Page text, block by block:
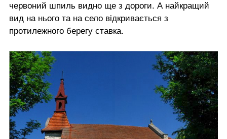
червоний шпиль видно ще з дороги. А найкращий
вид на нього та на село відкривається з
протилежного берегу ставка.